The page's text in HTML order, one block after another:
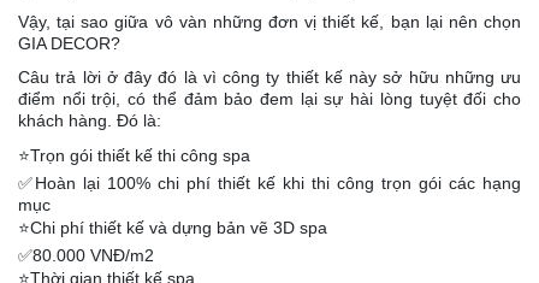
Vậy, tại sao giữa vô vàn những đơn vị thiết kế, bạn lại nên chọn
GIADECOR?
Câu trả lời ở đây đó là vì công ty thiết kế này sở hữu những ưu
điểm nổi trội, có thể đảm bảo đem lại sự hài lòng tuyệt đối cho
khách hàng. Đó là:
⭐️Trọn gói thiết kế thi công spa
✅Hoàn lại 100% chi phí thiết kế khi thi công trọn gói các hạng
mục
⭐️Chi phí thiết kế và dựng bản vẽ 3D spa
✅80.000 VNĐ/m2
⭐️Thời gian thiết kế spa